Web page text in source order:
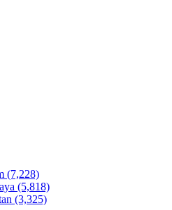
(7,228)
(5,818)
(3,325)